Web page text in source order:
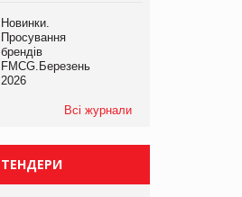
вимагає від Google
трлн рекламних показів
Новинки.
Просування
брендів
FMCG.Березень
2026
Всі журнали
ТЕНДЕРИ